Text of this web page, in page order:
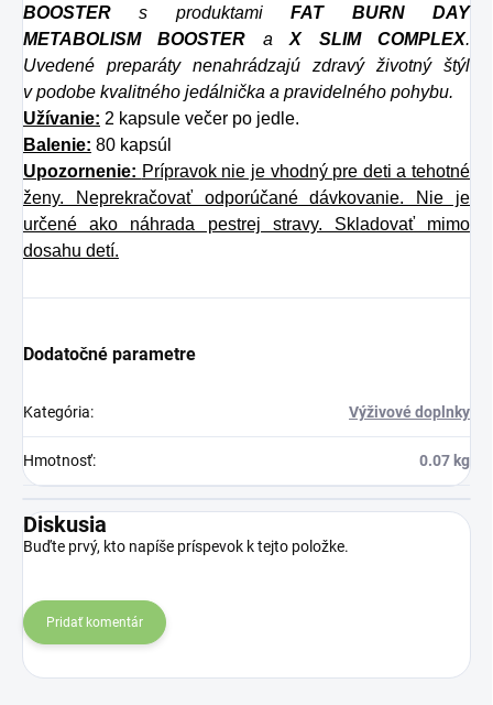
BOOSTER s produktamiFAT BURN DAY
METABOLISM BOOSTER aX SLIM COMPLEX.
Uvedené preparáty nenahrádzajú zdravý životný štýl
v podobe kvalitného jedálnička a pravidelného pohybu.
Užívanie: 2 kapsule večer po jedle.
Balenie: 80 kapsúl
Upozornenie: Prípravok nie je vhodný pre deti a tehotné
ženy. Neprekračovať odporúčané dávkovanie. Nie je
určené ako náhrada pestrej stravy. Skladovať mimo
dosahu detí.
Dodatočné parametre
Kategória: Výživové doplnky
Hmotnosť: 0.07 kg
Diskusia
Buďte prvý, kto napíše príspevok k tejto položke.
Pridať komentár